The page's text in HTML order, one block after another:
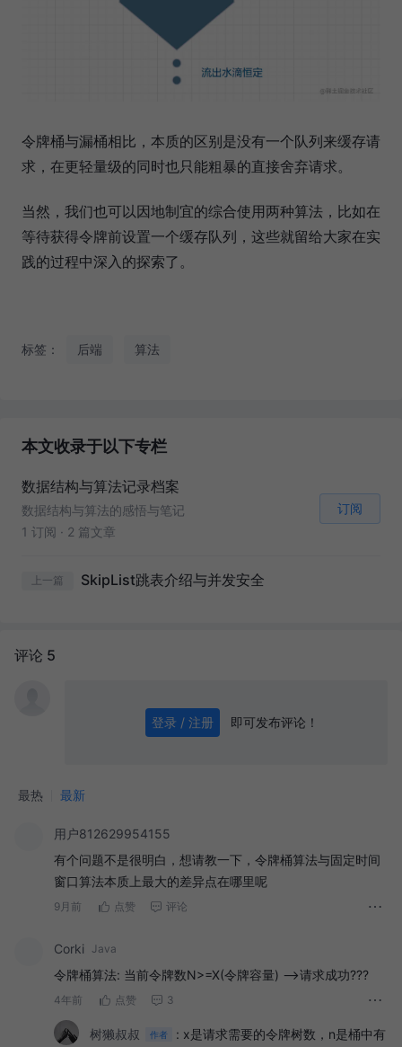
令牌桶与漏桶相比，本质的区别是没有一个队列来缓存请
求，在更轻量级的同时也只能粗暴的直接舍弃请求。
当然，我们也可以因地制宜的综合使用两种算法，比如在
等待获得令牌前设置一个缓存队列，这些就留给大家在实
践的过程中深入的探索了。
标签： 后端 算法
本文收录于以下专栏
数据结构与算法记录档案
数据结构与算法的感悟与笔记
1 订阅 · 2 篇文章
订阅
上一篇 SkipList跳表介绍与并发安全
评论 5
登录 / 注册 即可发布评论！
最热 最新
用户812629954155
有个问题不是很明白，想请教一下，令牌桶算法与固定时间
窗口算法本质上最大的差异点在哪里呢
9月前 点赞 评论
Corki Java
令牌桶算法: 当前令牌数N>=X(令牌容量) -->请求成功???
4年前 点赞 3
树獭叔叔 作者 : x是请求需要的令牌树数，n是桶中有